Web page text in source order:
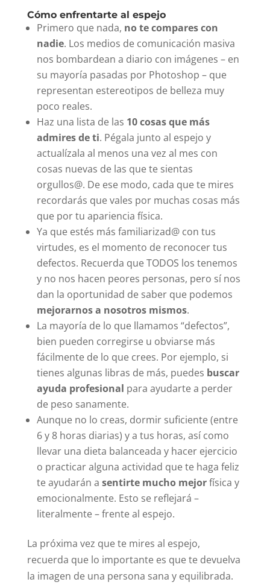
Cómo enfrentarte al espejo
Primero que nada, no te compares con
nadie. Los medios de comunicación masiva
nos bombardean a diario con imágenes – en
su mayoría pasadas por Photoshop – que
representan estereotipos de belleza muy
poco reales.
Haz una lista de las 10 cosas que más
admires de ti. Pégala junto al espejo y
actualízala al menos una vez al mes con
cosas nuevas de las que te sientas
orgullos@. De ese modo, cada que te mires
recordarás que vales por muchas cosas más
que por tu apariencia física.
Ya que estés más familiarizad@ con tus
virtudes, es el momento de reconocer tus
defectos. Recuerda que TODOS los tenemos
y no nos hacen peores personas, pero sí nos
dan la oportunidad de saber que podemos
mejorarnos a nosotros mismos.
La mayoría de lo que llamamos “defectos”,
bien pueden corregirse u obviarse más
fácilmente de lo que crees. Por ejemplo, si
tienes algunas libras de más, puedes buscar
ayuda profesional para ayudarte a perder
de peso sanamente.
Aunque no lo creas, dormir suficiente (entre
6 y 8 horas diarias) y a tus horas, así como
llevar una dieta balanceada y hacer ejercicio
o practicar alguna actividad que te haga feliz
te ayudarán a sentirte mucho mejorfísica y
emocionalmente. Esto se reflejará –
literalmente – frente al espejo.
La próxima vez que te mires al espejo,
recuerda que lo importante es que te devuelva
la imagen de una persona sana y equilibrada.